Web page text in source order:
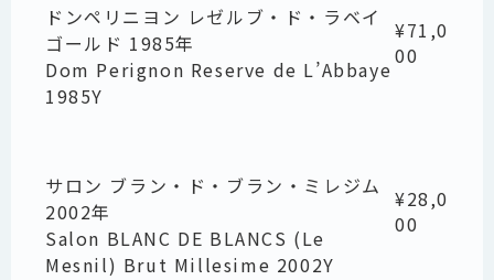
ドンペリニヨン レゼルブ・ド・ラベイ
ゴールド 1985年
Dom Perignon Reserve de L’Abbaye
1985Y
¥71,0
00
サロン ブラン・ド・ブラン・ミレジム
2002年
Salon BLANC DE BLANCS (Le
Mesnil) Brut Millesime 2002Y
¥28,0
00